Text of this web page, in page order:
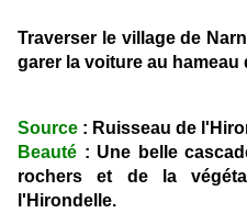
Traverser le village de
garer la voiture au hameau
Source : Ruisseau de
Beauté : Une belle
rochers et de la
l'Hirondelle.